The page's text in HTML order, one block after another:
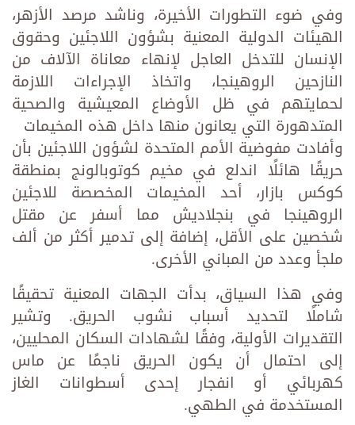
وفي ضوء التطورات الأخيرة، وناشد مرصد الأزهر،
الهيئات الدولية المعنية بشؤون اللاجئين وحقوق
الإنسان للتدخل العاجل لإنهاء معاناة الآلاف من
النازحين الروهينجا، واتخاذ الإجراءات اللازمة
لحمايتهم في ظل الأوضاع المعيشية والصحية
المتدهورة التي يعانون منها داخل هذه المخيمات
وأفادت مفوضية الأمم المتحدة لشؤون اللاجئين بأن
حريقًا هائلًا اندلع في مخيم كوتوبالونج بمنطقة
كوكس بازار، أحد المخيمات المخصصة للاجئين
الروهينجا في بنجلاديش مما أسفر عن مقتل
شخصين على الأقل، إضافة إلى تدمير أكثر من ألف
ملجأ وعدد من المباني الأخرى.
وفي هذا السياق، بدأت الجهات المعنية تحقيقًا
شاملًا لتحديد أسباب نشوب الحريق. وتشير
التقديرات الأولية، وفقًا لشهادات السكان المحليين،
إلى احتمال أن يكون الحريق ناجمًا عن ماس
كهربائي أو انفجار إحدى أسطوانات الغاز
المستخدمة في الطهي.